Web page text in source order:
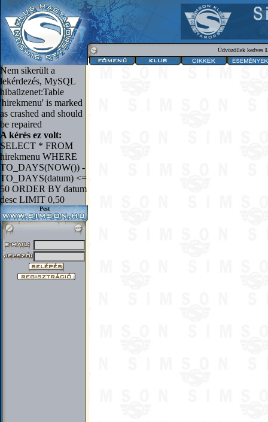
Üdvözöllek kedves
Nem sikerült a
lekérdezés, MySQL
hibaüzenet:Table
'hirekmenu' is marked
as crashed and should
be repaired
A kérés ez volt:
SELECT * FROM
hirekmenu WHERE
TO_DAYS(NOW()) -
TO_DAYS(datum) <=
50 ORDER BY datum
desc LIMIT 0,50
Pest